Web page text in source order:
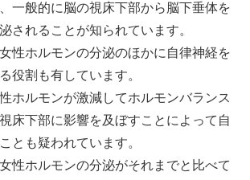
一般的に脳の視床下部から脳下垂体を
されることが知られています。
性ホルモンの分泌のほかに自律神経を
役割も有しています。
ホルモンが激減してホルモンバランス
床下部に影響を及ぼすことによって自
とも疑われています。
性ホルモンの分泌がそれまでと比べて